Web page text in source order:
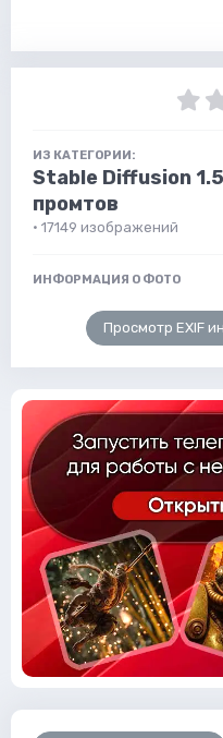
ИЗ КАТЕГОРИИ:
Stable Diffusion
промтов
· 17149 изображений
ИНФОРМАЦИЯ О ФОТО
Просмотр EXIF